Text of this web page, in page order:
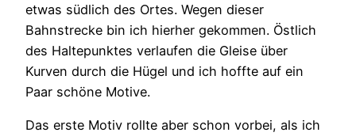
etwas südlich des Ortes. Wegen dieser
Bahnstrecke bin ich hierher gekommen. Östlich
des Haltepunktes verlaufen die Gleise über
Kurven durch die Hügel und ich hoffte auf ein
Paar schöne Motive.
Das erste Motiv rollte aber schon vorbei, als ich